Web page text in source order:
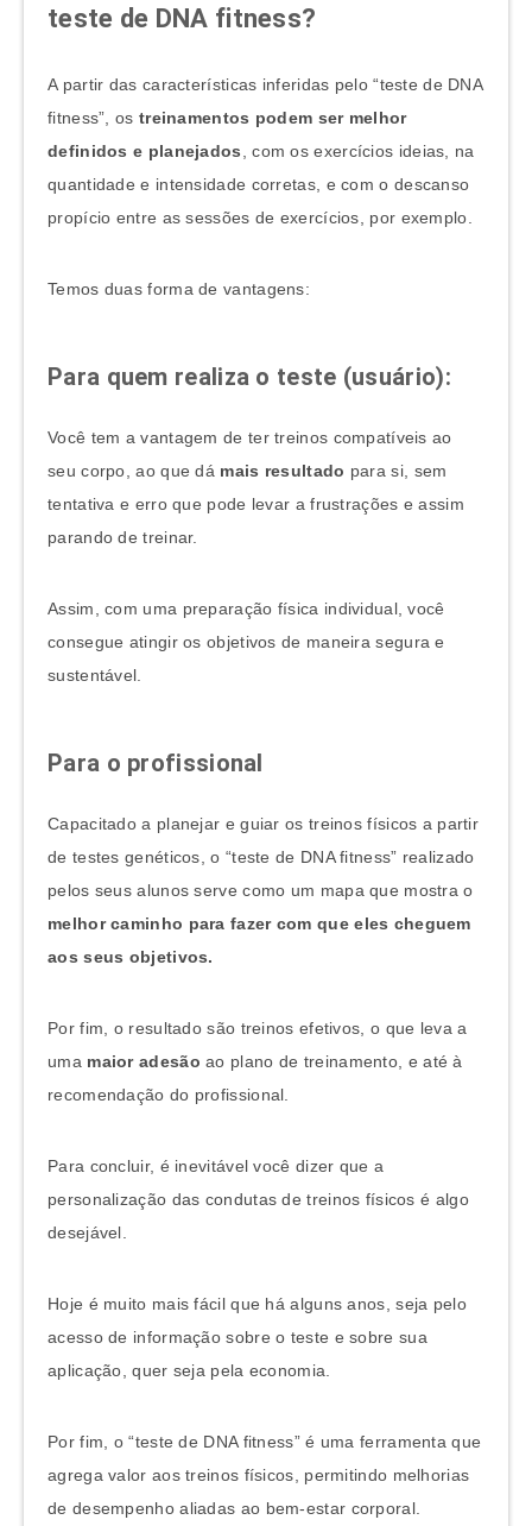
teste de DNA fitness?
A partir das características inferidas pelo “teste de DNA
fitness”, os treinamentos podem ser melhor
definidos e planejados
, com os exercícios ideias, na
quantidade e intensidade corretas, e com o descanso
propício entre as sessões de exercícios, por exemplo.
Temos duas forma de vantagens:
Para quem realiza o teste (usuário):
Você tem a vantagem de ter treinos compatíveis ao
seu corpo, ao que dá mais resultado para si, sem
tentativa e erro que pode levar a frustrações e assim
parando de treinar.
Assim, com uma preparação física individual, você
consegue atingir os objetivos de maneira segura e
sustentável.
Para o profissional
Capacitado a planejar e guiar os treinos físicos a partir
de testes genéticos, o “teste de DNA fitness” realizado
pelos seus alunos serve como um mapa que mostra o
melhor caminho para fazer com que eles cheguem
aos seus objetivos.
Por fim, o resultado são treinos efetivos, o que leva a
uma maior adesão ao plano de treinamento, e até à
recomendação do profissional.
Para concluir, é inevitável você dizer que a
personalização das condutas de treinos físicos é algo
desejável.
Hoje é muito mais fácil que há alguns anos, seja pelo
acesso de informação sobre o teste e sobre sua
aplicação, quer seja pela economia.
Por fim, o “teste de DNA fitness” é uma ferramenta que
agrega valor aos treinos físicos, permitindo melhorias
de desempenho aliadas ao bem-estar corporal.